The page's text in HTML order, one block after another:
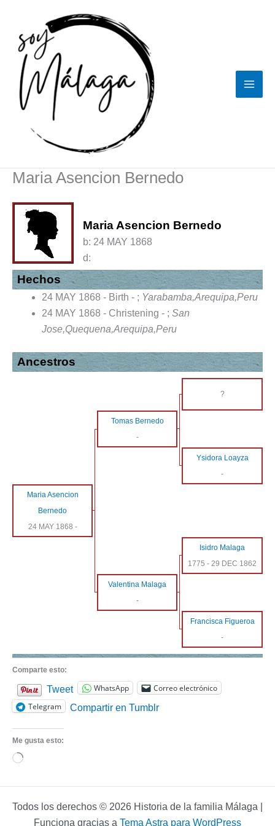
contenido
Maria Asencion Bernedo
Maria Asencion Bernedo
b: 24 MAY 1868
d:
Hechos
24 MAY 1868 - Birth - ; Yarabamba,Arequipa,Peru
24 MAY 1868 - Christening - ; San
Jose,Quequena,Arequipa,Peru
Ancestros
?
Tomas Bernedo
-
Ysidora Loayza
-
Maria Asencion
Bernedo
24 MAY 1868 -
Isidro Malaga
1775 - 29 DEC 1862
Valentina Malaga
-
Francisca Figueroa
-
Comparte esto:
Tweet WhatsApp
Correo electrónico
Telegram
Compartir en Tumblr
Me gusta esto:
Cargando...
Todos los derechos © 2026 Historia de la familia Málaga |
Funciona gracias a Tema Astra para WordPress